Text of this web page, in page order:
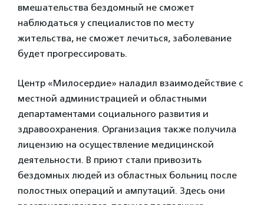
вмешательства бездомный не сможет
наблюдаться у специалистов по месту
жительства, не сможет лечиться, заболевание
будет прогрессировать.
Центр «Милосердие» наладил взаимодействие с
местной администрацией и областными
департаментами социального развития и
здравоохранения. Организация также получила
лицензию на осуществление медицинской
деятельности. В приют стали привозить
бездомных людей из областных больниц после
полостных операций и ампутаций. Здесь они